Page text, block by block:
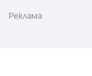
Реклама